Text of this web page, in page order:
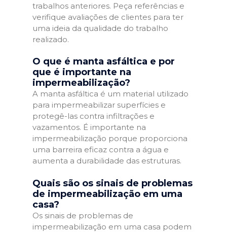
trabalhos anteriores. Peça referências e
verifique avaliações de clientes para ter
uma ideia da qualidade do trabalho
realizado.
O que é manta asfáltica e por
que é importante na
impermeabilização?
A manta asfáltica é um material utilizado
para impermeabilizar superfícies e
protegê-las contra infiltrações e
vazamentos. É importante na
impermeabilização porque proporciona
uma barreira eficaz contra a água e
aumenta a durabilidade das estruturas.
Quais são os sinais de problemas
de impermeabilização em uma
casa?
Os sinais de problemas de
impermeabilização em uma casa podem